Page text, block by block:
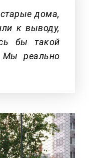
дома,
к выводу,
бы такой
Мы реально